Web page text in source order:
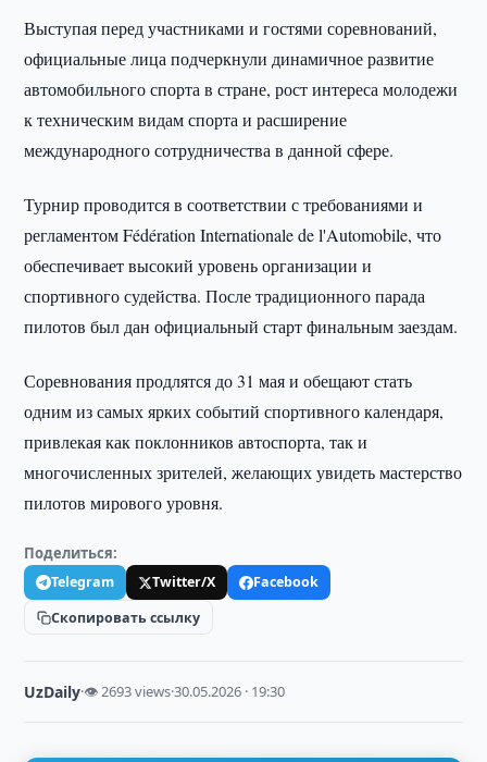
Выступая перед участниками и гостями соревнований,
официальные лица подчеркнули динамичное развитие
автомобильного спорта в стране, рост интереса молодежи
к техническим видам спорта и расширение
международного сотрудничества в данной сфере.
Турнир проводится в соответствии с требованиями и
регламентом Fédération Internationale de l'Automobile, что
обеспечивает высокий уровень организации и
спортивного судейства. После традиционного парада
пилотов был дан официальный старт финальным заездам.
Соревнования продлятся до 31 мая и обещают стать
одним из самых ярких событий спортивного календаря,
привлекая как поклонников автоспорта, так и
многочисленных зрителей, желающих увидеть мастерство
пилотов мирового уровня.
Поделиться:
Telegram Twitter/X
Facebook
Скопировать ссылку
UzDaily·👁 2693 views·30.05.2026 · 19:30